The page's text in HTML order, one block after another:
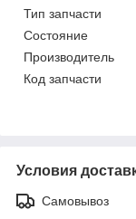
Тип запчасти
Состояние
Производитель
Код запчасти
Условия
Самовывоз